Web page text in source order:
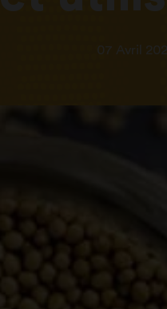
07 Avril